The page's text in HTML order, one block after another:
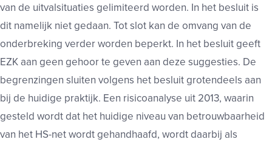
van de uitvalsituaties gelimiteerd worden. In het besluit is
dit namelijk niet gedaan. Tot slot kan de omvang van de
onderbreking verder worden beperkt. In het besluit geeft
EZK aan geen gehoor te geven aan deze suggesties. De
begrenzingen sluiten volgens het besluit grotendeels aan
bij de huidige praktijk. Een risicoanalyse uit 2013, waarin
gesteld wordt dat het huidige niveau van betrouwbaarheid
van het HS-net wordt gehandhaafd, wordt daarbij als